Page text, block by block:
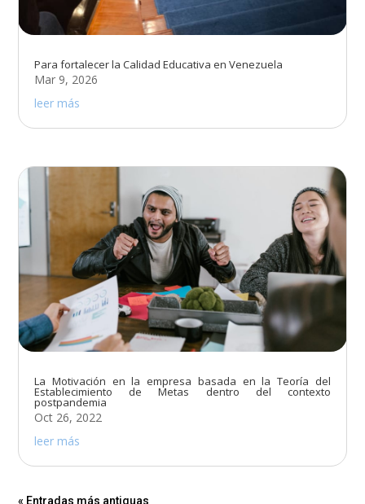
Para fortalecer la Calidad Educativa en Venezuela
Mar 9, 2026
leer más
La Motivación en la empresa basada en la Teoría del
Establecimiento de Metas dentro del contexto
postpandemia
Oct 26, 2022
leer más
« Entradas más antiguas